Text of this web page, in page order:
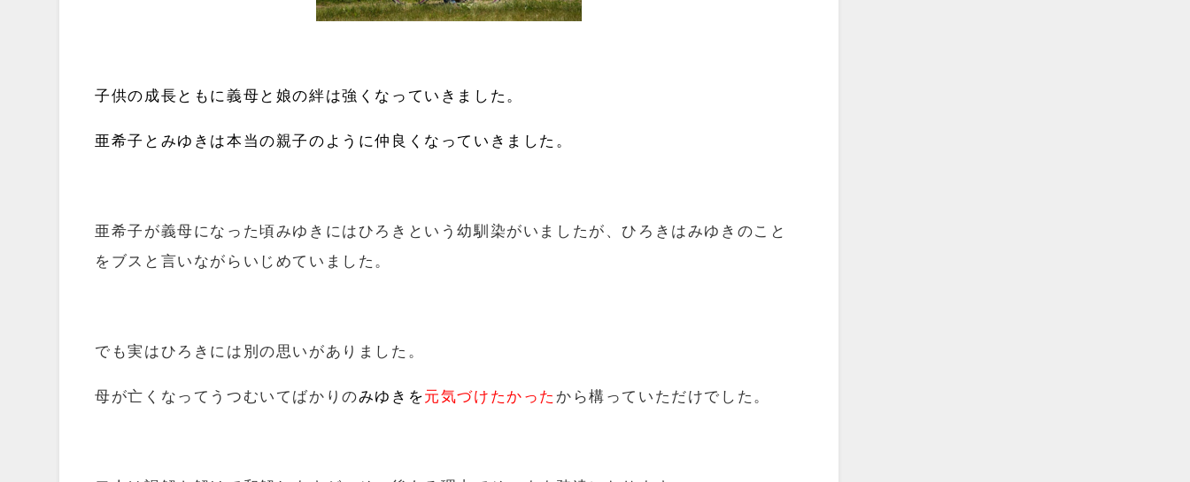
子供の成長ともに義母と娘の絆は強くなっていきました。
亜希子とみゆきは本当の親子のように仲良くなっていきました。
亜希子が義母になった頃みゆきにはひろきという幼馴染がいましたが、ひろきはみゆきのこと
をブスと言いながらいじめていました。
でも実はひろきには別の思いがありました。
母が亡くなってうつむいてばかりのみゆきを元気づけたかった から構っていただけでした。